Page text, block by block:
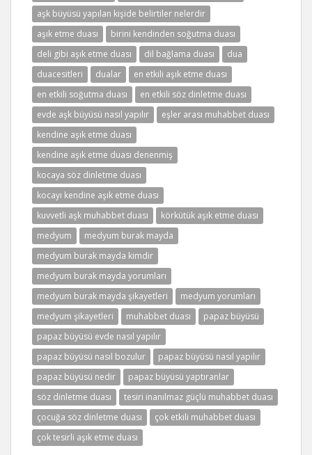
aşk büyüsü yapılan kişide belirtiler nelerdir
aşık etme duası
birini kendinden soğutma duası
deli gibi aşık etme duası
dil bağlama duası
dua
duacesitleri
dualar
en etkili aşık etme duası
en etkili soğutma duası
en etkili söz dinletme duası
evde aşk büyüsü nasıl yapılır
eşler arası muhabbet duası
kendine aşık etme duası
kendine aşık etme duası denenmiş
kocaya söz dinletme duası
kocayı kendine aşık etme duası
kuvvetli aşk muhabbet duası
körkütük aşık etme duası
medyum
medyum burak mayda
medyum burak mayda kimdir
medyum burak mayda yorumları
medyum burak mayda şikayetleri
medyum yorumları
medyum şikayetleri
muhabbet duası
papaz büyüsü
papaz büyüsü evde nasıl yapılır
papaz büyüsü nasıl bozulur
papaz büyüsü nasıl yapılır
papaz büyüsü nedir
papaz büyüsü yaptıranlar
söz dinletme duası
tesiri inanılmaz güçlü muhabbet duası
çocuğa söz dinletme duası
çok etkili muhabbet duası
çok tesirli aşık etme duası